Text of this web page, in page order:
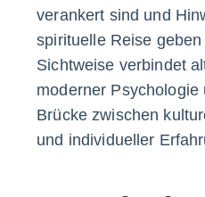
verankert sind und
spirituelle Reise
Sichtweise verbindet
moderner Psychologie
Brücke zwischen
und individueller